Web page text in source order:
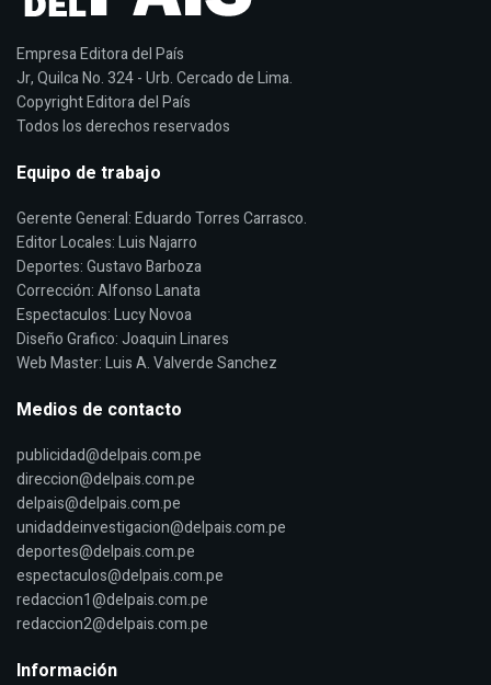
Empresa Editora del País
Jr, Quilca No. 324 - Urb. Cercado de Lima.
Copyright Editora del País
Todos los derechos reservados
Equipo de trabajo
Gerente General: Eduardo Torres Carrasco.
Editor Locales: Luis Najarro
Deportes: Gustavo Barboza
Corrección: Alfonso Lanata
Espectaculos: Lucy Novoa
Diseño Grafico: Joaquin Linares
Web Master: Luis A. Valverde Sanchez
Medios de contacto
publicidad@delpais.com.pe
direccion@delpais.com.pe
delpais@delpais.com.pe
unidaddeinvestigacion@delpais.com.pe
deportes@delpais.com.pe
espectaculos@delpais.com.pe
redaccion1@delpais.com.pe
redaccion2@delpais.com.pe
Información